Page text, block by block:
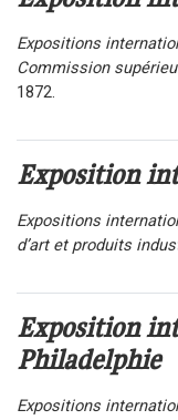
Expositions
Commission
1872.
Exposition
Expositions
d’art et produits
Exposition
Philadelphie
Expositions